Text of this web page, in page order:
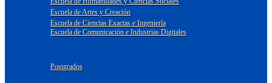
Escuela de Artes y Creación
Escuela de Ciencias Exactas e Ingeniería
Escuela de Comunicación e Industrias Digitales
Postgrados